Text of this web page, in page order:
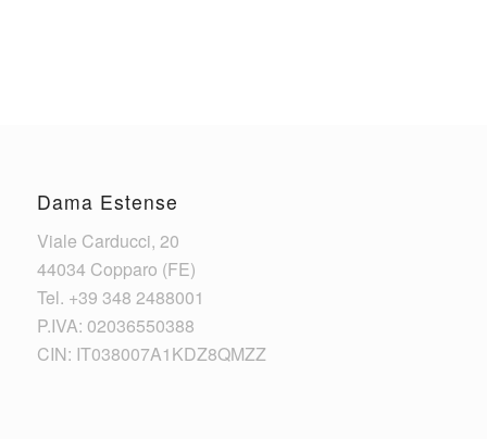
Dama Estense
Viale Carducci, 20
44034 Copparo (FE)
Tel. +39 348 2488001
P.IVA: 02036550388
CIN: IT038007A1KDZ8QMZZ